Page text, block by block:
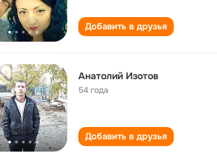
Добавить в друзья
Анатолий Изотов
54 года
Добавить в друзья